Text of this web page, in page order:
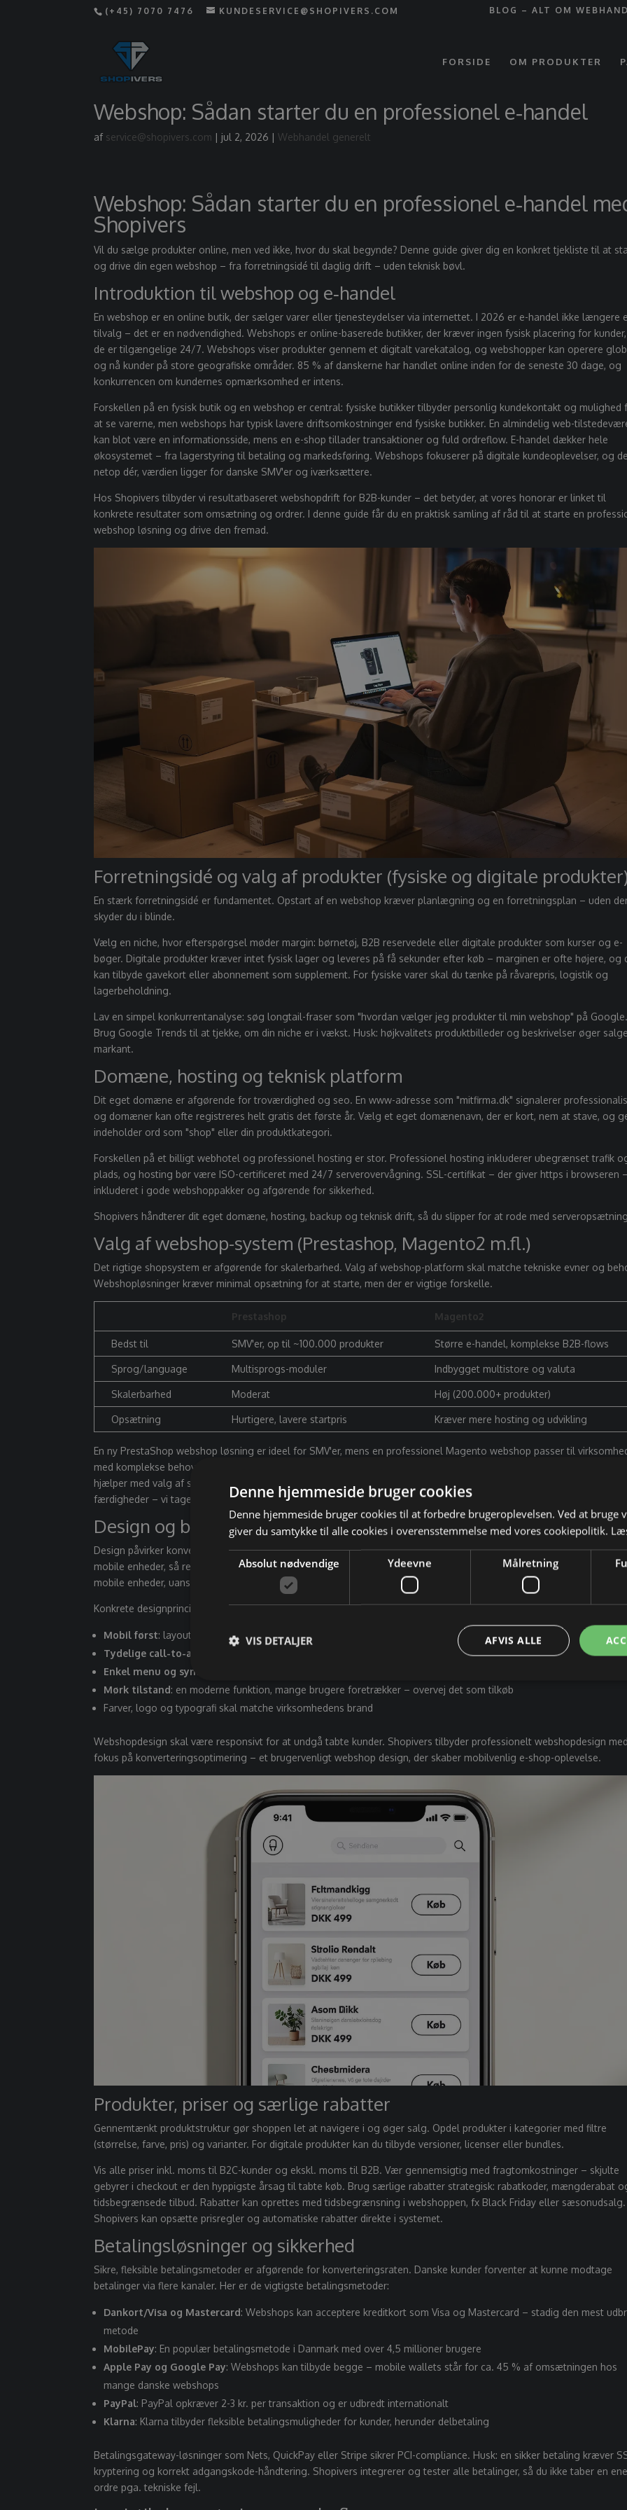
(+45) 7070 7476 KUNDESERVICE@SHOPIVERS.COM BLOG – ALT OM
FORSIDE OM PRODUKTER
Webshop: Sådan starter du en professionel e‑handel
af service@shopivers.com | jul 2, 2026 |Webhandel generelt
Webshop: Sådan starter du en professionel e‑handel
Shopivers
Vil du sælge produkter online, men ved ikke, hvor du skal begynde? Denne guide giver dig en konkret tjekliste til at
og drive din egen webshop – fra forretningsidé til daglig drift – uden teknisk bøvl.
Introduktion til webshop og e‑handel
En webshop er en online butik, der sælger varer eller tjenesteydelser via internettet. I 2026 er e-handel ikke længere
tilvalg – det er en nødvendighed. Webshops er online-baserede butikker, der kræver ingen fysisk placering for
de er tilgængelige 24/7. Webshops viser produkter gennem et digitalt varekatalog, og webshopper kan operere
og nå kunder på store geografiske områder. 85 % af danskerne har handlet online inden for de seneste 30 dage, og
konkurrencen om kundernes opmærksomhed er intens.
Forskellen på en fysisk butik og en webshop er central: fysiske butikker tilbyder personlig kundekontakt og mulighed
at se varerne, men webshops har typisk lavere driftsomkostninger end fysiske butikker. En almindelig web-
kan blot være en informationsside, mens en e-shop tillader transaktioner og fuld ordreflow. E-handel dækker hele
økosystemet – fra lagerstyring til betaling og markedsføring. Webshops fokuserer på digitale kundeoplevelser, og
netop dér, værdien ligger for danske SMV'er og iværksættere.
Hos Shopivers tilbyder vi resultatbaseret webshopdrift for B2B-kunder – det betyder, at vores honorar er linket til
konkrete resultater som omsætning og ordrer. I denne guide får du en praktisk samling af råd til at starte en
webshop løsning og drive den fremad.
Forretningsidé og valg af produkter (fysiske og digitale
En stærk forretningsidé er fundamentet. Opstart af en webshop kræver planlægning og en forretningsplan – uden
skyder du i blinde.
Vælg en niche, hvor efterspørgsel møder margin: børnetøj, B2B reservedele eller digitale produkter som kurser og e-
bøger. Digitale produkter kræver intet fysisk lager og leveres på få sekunder efter køb – marginen er ofte højere, og
kan tilbyde gavekort eller abonnement som supplement. For fysiske varer skal du tænke på råvarepris, logistik og
lagerbeholdning.
Lav en simpel konkurrentanalyse: søg longtail-fraser som "hvordan vælger jeg produkter til min webshop" på
Brug Google Trends til at tjekke, om din niche er i vækst. Husk: højkvalitets produktbilleder og beskrivelser øger
markant.
Domæne, hosting og teknisk platform
Dit eget domæne er afgørende for troværdighed og seo. En www-adresse som "mitfirma.dk" signalerer
og domæner kan ofte registreres helt gratis det første år. Vælg et eget domænenavn, der er kort, nem at stave, og
indeholder ord som "shop" eller din produktkategori.
Forskellen på et billigt webhotel og professionel hosting er stor. Professionel hosting inkluderer ubegrænset trafik
plads, og hosting bør være ISO-certificeret med 24/7 serverovervågning. SSL-certifikat – der giver https i browseren
inkluderet i gode webshoppakker og afgørende for sikkerhed.
Shopivers håndterer dit eget domæne, hosting, backup og teknisk drift, så du slipper for at rode med
Valg af webshop-system (Prestashop, Magento2 m.fl.)
Det rigtige shopsystem er afgørende for skalerbarhed. Valg af webshop-platform skal matche tekniske evner og
Webshopløsninger kræver minimal opsætning for at starte, men der er vigtige forskelle.
Prestashop Magento2
Bedst til SMV'er, op til ~100.000 produkter Større e-handel, komplekse B2B-flows
Sprog/language Multisprogs-moduler Indbygget multistore og valuta
Skalerbarhed Moderat Høj (200.000+ produkter)
Opsætning Hurtigere, lavere startpris Kræver mere hosting og udvikling
En ny PrestaShop webshop løsning er ideel for SMV'er, mens en professionel Magento webshop passer til
med komplekse behov. Webshopløsninger kan håndtere op til 2.500 ordrer pr. måned med korrekt opsætning.
hjælper med valg af system, integrationer, betalingsgateway og fragt. Du kan oprette en webshop uden tekniske
færdigheder – vi tager resten.
Design og brugeroplevelse i din webshop
Design påvirker konvertering, troværdighed og hvor hurtigt kunder gennemfører køb. Over 50 % af nettrafik kommer
mobile enheder, så responsivt design er ikke valgfrit – det er standard. Responsive design forhindrer tab af kunder på
mobile enheder, uanset om de bruger smartphone, tablet eller computer.
Konkrete designprincipper:
Mobil først: layout skal fungere perfekt på alle skærmstørrelser, fra computere til telefoner
Tydelige call-to-action
Enkel menu og synlig søgefunktion
Mørk tilstand: en moderne funktion, mange brugere foretrækker – overvej det som tilkøb
Farver, logo og typografi skal matche virksomhedens brand
Webshopdesign skal være responsivt for at undgå tabte kunder. Shopivers tilbyder professionelt webshopdesign
fokus på konverteringsoptimering – et brugervenligt webshop design, der skaber mobilvenlig e-shop-oplevelse.
Produkter, priser og særlige rabatter
Gennemtænkt produktstruktur gør shoppen let at navigere i og øger salg. Opdel produkter i kategorier med filtre
(størrelse, farve, pris) og varianter. For digitale produkter kan du tilbyde versioner, licenser eller bundles.
Vis alle priser inkl. moms til B2C-kunder og ekskl. moms til B2B. Vær gennemsigtig med fragtomkostninger – skjulte
gebyrer i checkout er den hyppigste årsag til tabte køb. Brug særlige rabatter strategisk: rabatkoder, mængderabat
tidsbegrænsede tilbud. Rabatter kan oprettes med tidsbegrænsning i webshoppen, fx Black Friday eller sæsonudsalg.
Shopivers kan opsætte prisregler og automatiske rabatter direkte i systemet.
Betalingsløsninger og sikkerhed
Sikre, fleksible betalingsmetoder er afgørende for konverteringsraten. Danske kunder forventer at kunne modtage
betalinger via flere kanaler. Her er de vigtigste betalingsmetoder:
Dankort/Visa og Mastercard: Webshops kan acceptere kreditkort som Visa og Mastercard – stadig den mest
metode
MobilePay: En populær betalingsmetode i Danmark med over 4,5 millioner brugere
Apple Pay og Google Pay: Webshops kan tilbyde begge – mobile wallets står for ca. 45 % af omsætningen hos
mange danske webshops
PayPal: PayPal opkræver 2-3 kr. per transaktion og er udbredt internationalt
Klarna: Klarna tilbyder fleksible betalingsmuligheder for kunder, herunder delbetaling
Betalingsgateway-løsninger som Nets, QuickPay eller Stripe sikrer PCI-compliance. Husk: en sikker betaling kræver
kryptering og korrekt adgangskode-håndtering. Shopivers integrerer og tester alle betalinger, så du ikke taber en
ordre pga. tekniske fejl.
Denne hjemmeside bruger cookies
Denne hjemmeside bruger cookies til at forbedre brugeroplevelsen. Ved at bruge
giver du samtykke til alle cookies i overensstemmelse med vores cookiepolitik.
Absolut nødvendige Ydeevne Målretning
AFVIS ALLE
VIS DETALJER